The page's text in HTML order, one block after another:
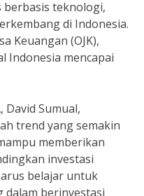
berbasis teknologi,
di Indonesia.
Keuangan (OJK),
Indonesia mencapai
David Sumual,
trend yang semakin
memberikan
investasi
belajar untuk
dalam berinvestasi